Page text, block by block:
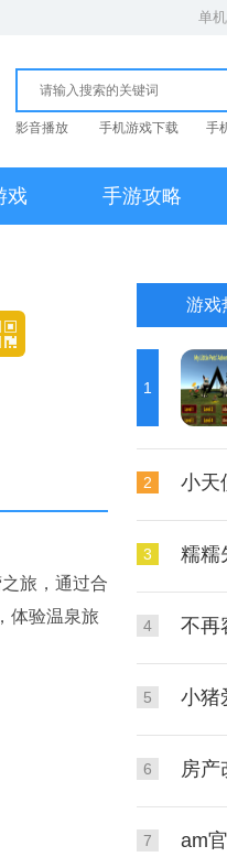
单
影音播放 手机游戏下载 手
戏 手游攻略
旅，通过合
体验温泉旅
游戏
1
2 小天
3 糯糯
4 不再
5 小猪
6 房产
7 am